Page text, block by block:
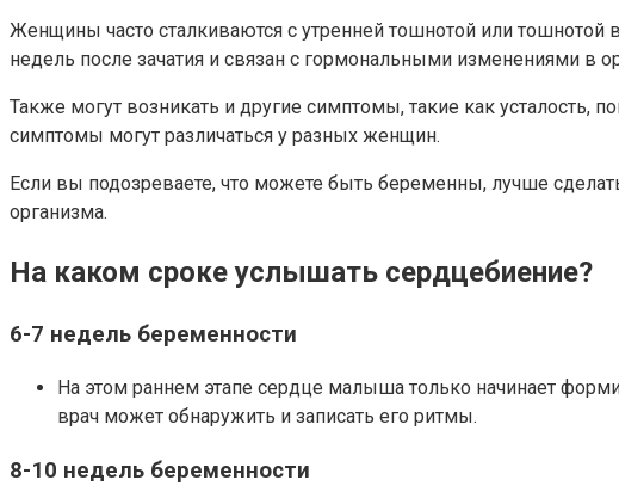
Женщины часто сталкиваются с утренней тошнотой или
недель после зачатия и связан с гормональными изменениями в
Также могут возникать и другие симптомы, такие как усталость,
симптомы могут различаться у разных женщин.
Если вы подозреваете, что можете быть беременны, лучше
организма.
На каком сроке услышать сердцебиение?
6-7 недель беременности
На этом раннем этапе сердце малыша только начинает
врач может обнаружить и записать его ритмы.
8-10 недель беременности